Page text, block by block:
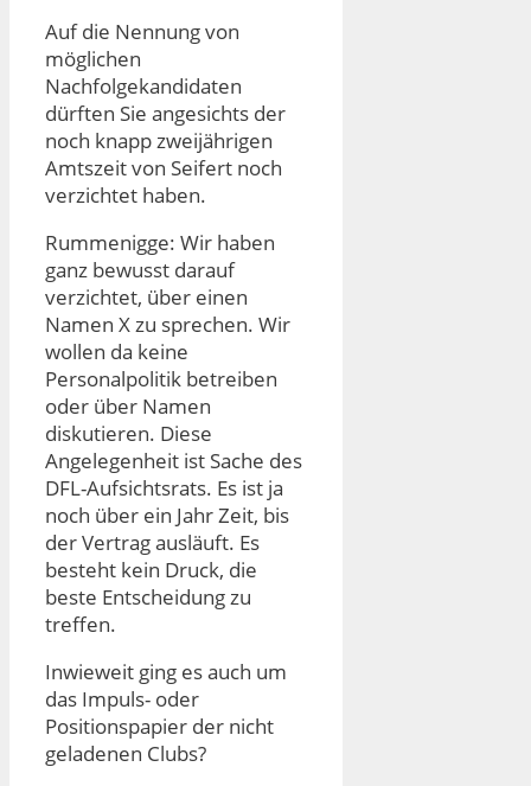
Auf die Nennung von
möglichen
Nachfolgekandidaten
dürften Sie angesichts der
noch knapp zweijährigen
Amtszeit von Seifert noch
verzichtet haben.
Rummenigge: Wir haben
ganz bewusst darauf
verzichtet, über einen
Namen X zu sprechen. Wir
wollen da keine
Personalpolitik betreiben
oder über Namen
diskutieren. Diese
Angelegenheit ist Sache des
DFL-Aufsichtsrats. Es ist ja
noch über ein Jahr Zeit, bis
der Vertrag ausläuft. Es
besteht kein Druck, die
beste Entscheidung zu
treffen.
Inwieweit ging es auch um
das Impuls- oder
Positionspapier der nicht
geladenen Clubs?